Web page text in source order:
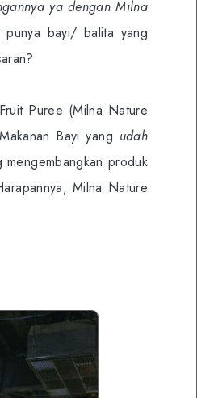
ya dengan Milna
punya bayi/ balita yang
Puree (Milna Nature
Bayi yang udah
produk
Milna Nature